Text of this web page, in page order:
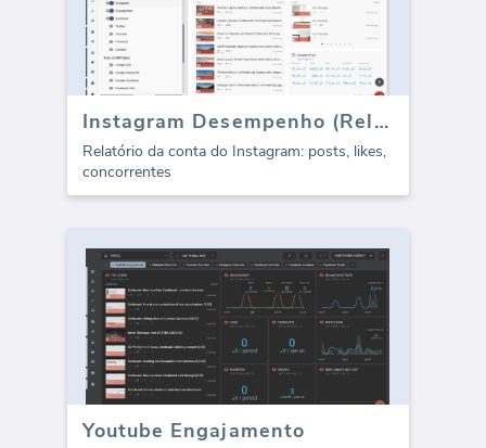
Instagram Desempenho (Relatório)
Relatório da conta do Instagram: posts, likes,
concorrentes
Youtube Engajamento